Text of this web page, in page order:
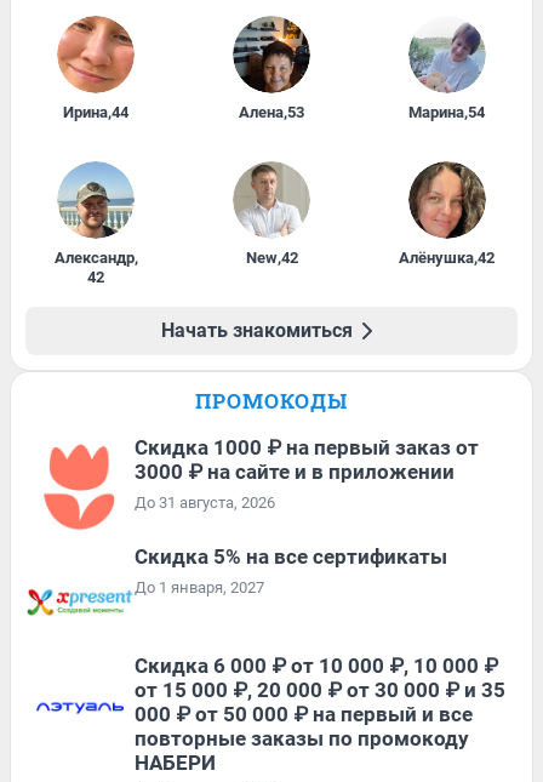
Ирина,44 Алена,53 Марина,54
Александр,
42
New,42 Алёнушка,42
Начать знакомиться
ПРОМОКОДЫ
Скидка 1000 ₽ на первый заказ от
3000 ₽ на сайте и в приложении
До 31 августа, 2026
Скидка 5% на все сертификаты
До 1 января, 2027
Скидка 6 000 ₽ от 10 000 ₽, 10 000 ₽
от 15 000 ₽, 20 000 ₽ от 30 000 ₽ и 35
000 ₽ от 50 000 ₽ на первый и все
повторные заказы по промокоду
НАБЕРИ